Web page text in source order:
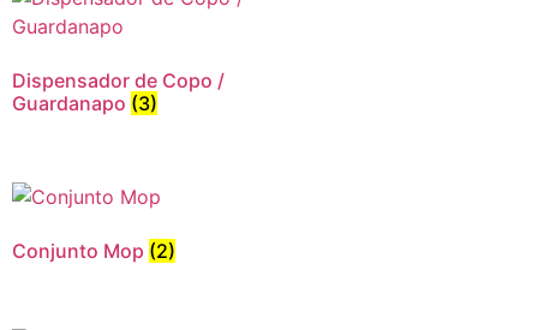
Dispensador de Copo /
Guardanapo (3)
Conjunto Mop (2)